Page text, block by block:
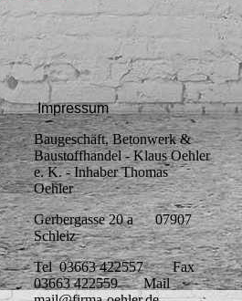
Impressum
Baugeschäft, Betonwerk &
Baustoffhandel - Klaus Oehler
e. K. - Inhaber Thomas
Oehler
Gerbergasse 20 a 07907
Schleiz
Tel 03663 422557 Fax
03663 422559 Mail